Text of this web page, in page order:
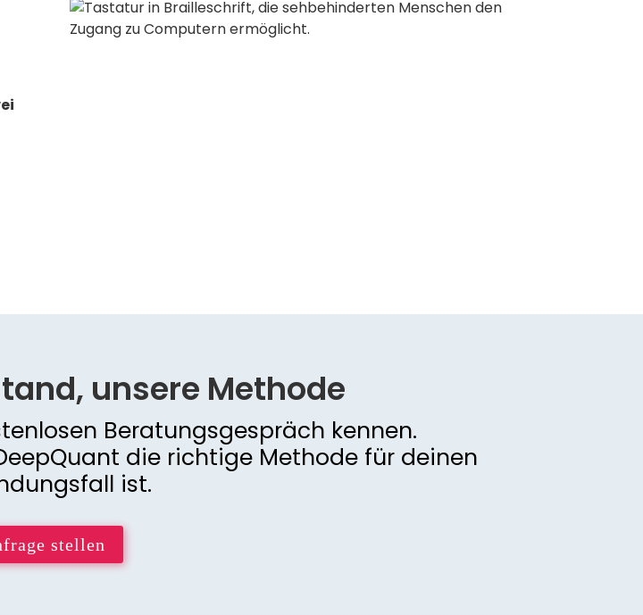
unsere Methode
Beratungsgespräch kennen.
die richtige Methode für deinen
ist.
stellen